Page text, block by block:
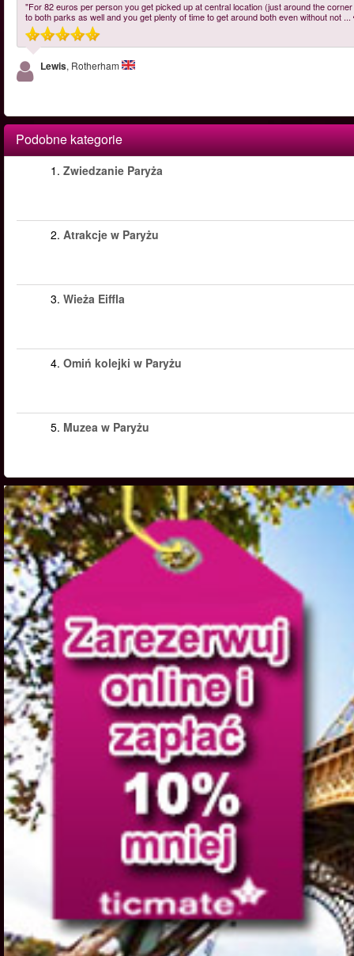
"For 82 euros per person you get picked up at central location (just around the
to both parks as well and you get plenty of time to get around both even without not ...
Lewis, Rotherham
Podobne kategorie
1. Zwiedzanie Paryża
2. Atrakcje w Paryżu
3. Wieża Eiffla
4. Omiń kolejki w Paryżu
5. Muzea w Paryżu